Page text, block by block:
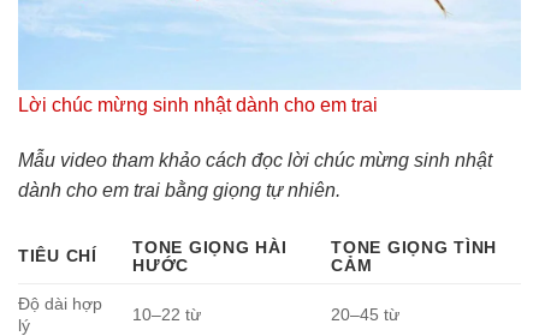
Lời chúc mừng sinh nhật dành cho em trai
Mẫu video tham khảo cách đọc lời chúc mừng sinh nhật
dành cho em trai bằng giọng tự nhiên.
TIÊU CHÍ
TONE GIỌNG HÀI
HƯỚC
TONE GIỌNG TÌNH
CẢM
Độ dài hợp
lý
10–22 từ 20–45 từ